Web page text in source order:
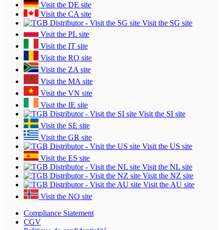
Visit the DE site
Visit the CA site
Visit the SG site
Visit the PL site
Visit the IT site
Visit the RO site
Visit the ZA site
Visit the MA site
Visit the VN site
Visit the IE site
Visit the SI site
Visit the SE site
Visit the GR site
Visit the US site
Visit the ES site
Visit the NL site
Visit the NZ site
Visit the AU site
Visit the NO site
Compliance Statement
CGV